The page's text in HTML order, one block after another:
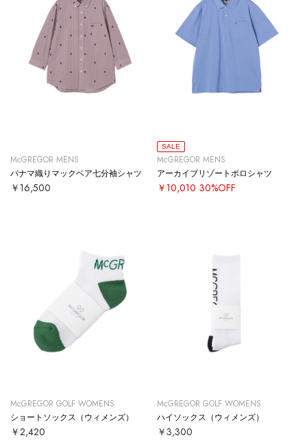
McGREGOR MENS
パナマ織りマックベア七分袖シャツ
￥16,500
SALE
McGREGOR MENS
アーカイブリゾートポロシャツ
￥10,010 30%OFF
McGREGOR GOLF WOMENS
ショートソックス（ウィメンズ）
￥2,420
McGREGOR GOLF WOMENS
ハイソックス（ウィメンズ）
￥3,300